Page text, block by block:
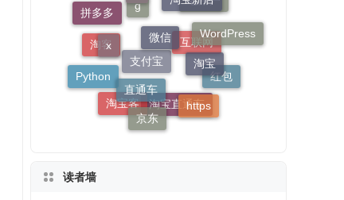
g
跨境电商
老用户
互联网
支付宝
淘客
拼多多 WordPress
红包
淘宝直通车
淘宝客
Python
x
淘宝
https
京东
直通车
读者墙